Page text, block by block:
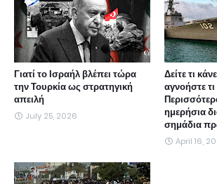
Γιατί το Ισραήλ βλέπει τώρα
την Τουρκία ως στρατηγική
απειλή
July 25, 2026
Δείτε τι
αγνοήστε τι
ημερήσια
σημάδια
April 16,